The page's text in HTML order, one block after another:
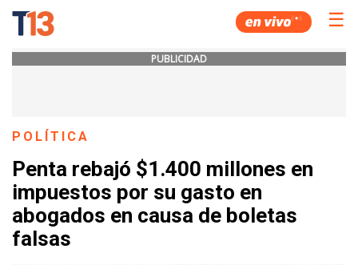
☰
PUBLICIDAD
POLÍTICA
Penta rebajó $1.400 millones en
impuestos por su gasto en
abogados en causa de boletas
falsas